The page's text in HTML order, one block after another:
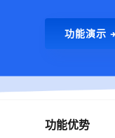
功能演示 →
功能优势